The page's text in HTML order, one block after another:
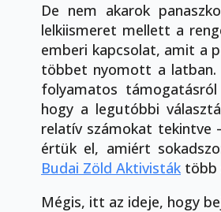
De nem akarok
lelkiismeret mellett a
emberi kapcsolat, amit a
többet nyomott a latban.
folyamatos
hogy a legutóbbi
relatív számokat tekintve
értük el, amiért
Budai Zöld Aktivisták több
Mégis, itt az ideje, hogy